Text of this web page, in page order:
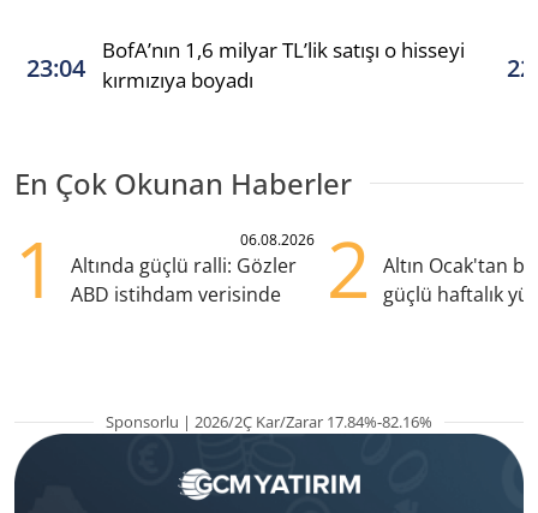
23:04
BofA’nın 1,6 milyar TL’lik satışı o hisseyi
kırmızıya boyadı
En Çok Okunan Haberler
1 06.08.2026
Altında güçlü ralli: Gözler
ABD istihdam verisinde
2
Altın Ocak'tan
güçlü haftalık
Sponsorlu | 2026/2Ç Kar/Zarar 17.84%-82.16%